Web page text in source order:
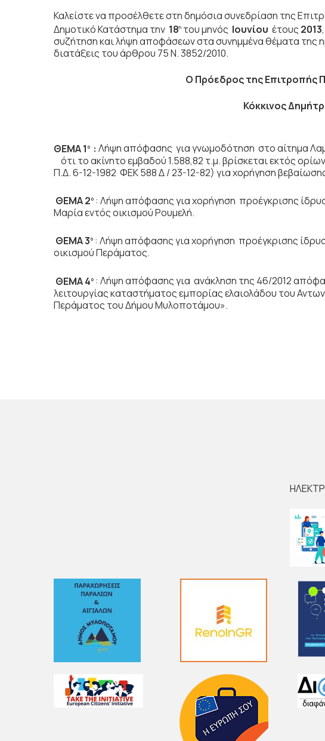
Καλείστε να προσέλθετε στη δημόσια συνεδρίαση της
Δημοτικό Κατάστημα την 18η του μηνός Ιουνίου έτους 2013
συζήτησηκαι λήψη αποφάσεων στα συνημμένα θέματα της
διατάξεις του άρθρου 75 Ν. 3852/2010.
Ο Πρόεδροςτης Επιτροπής
Κόκκινος
ΘΕΜΑ 1 ο : Λήψη απόφασης για γνωμοδότηση στο αίτημα
ότι το ακίνητο εμβαδού 1.588,82 τ.μ. βρίσκεται εκτός
Π.Δ. 6-12-1982 ΦΕΚ 588 Δ / 23-12-82) για χορήγηση
ΘΕΜΑ 2ο : Λήψη απόφασης για χορήγηση προέγκρισης
Μαρία εντός οικισμού Ρουμελή.
ΘΕΜΑ 3ο : Λήψη απόφασης για χορήγηση προέγκρισης
οικισμού Περάματος.
ΘΕΜΑ 4ο : Λήψη απόφασης για ανάκληση της 46/2012
λειτουργίας καταστήματος εμπορίας ελαιολάδου του
Περάματος του Δήμου Μυλοποτάμου».